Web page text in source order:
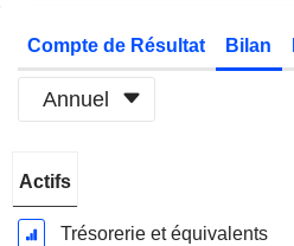
Compte de Résultat Bilan
Annuel
Fiscale:
Décembre
Actifs
Trésorerie et équivalents